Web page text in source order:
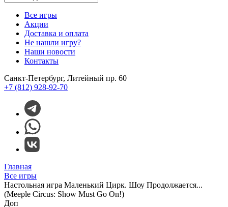
Все игры
Акции
Доставка и оплата
Не нашли игру?
Наши новости
Контакты
Санкт-Петербург, Литейный пр. 60
+7 (812) 928-92-70
Главная
Все игры
Настольная игра Маленький Цирк. Шоу Продолжается...
(Meeple Circus: Show Must Go On!)
Доп